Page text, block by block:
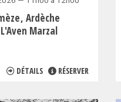
Ardèche
L'Aven Marzal
DÉTAILS RÉSERVER